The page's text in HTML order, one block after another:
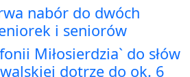
nabór do dwóch
i seniorów
Miłosierdzia` do słów
dotrze do ok. 6